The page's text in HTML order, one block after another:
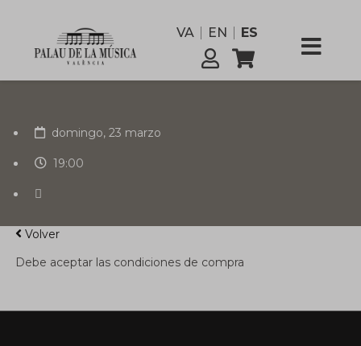
VA EN ESComisión
Servicios
domingo, 23 marzo
19:00
Volver
Debe aceptar las condiciones de compra